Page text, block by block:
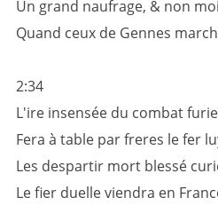
Un grand naufrage, & non
Quand ceux de Gennes
2:34
L'ire insensée du combat
Fera à table par freres le fer
Les despartir mort blessé
Le fier duelle viendra en